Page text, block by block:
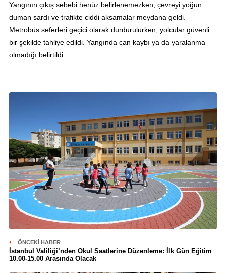
Yangının çıkış sebebi henüz belirlenemezken, çevreyi yoğun
duman sardı ve trafikte ciddi aksamalar meydana geldi.
Metrobüs seferleri geçici olarak durdurulurken, yolcular güvenli
bir şekilde tahliye edildi. Yangında can kaybı ya da yaralanma
olmadığı belirtildi.
ÖNCEKI HABER
İstanbul Valiliği’nden Okul Saatlerine Düzenleme: İlk Gün Eğitim
10.00-15.00 Arasında Olacak